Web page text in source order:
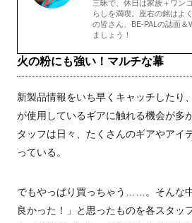
三昧で、休日は家族＋ワン
らしを満喫。座右の銘はよ
の皆さん、BE-PALの誌面＆
ましょう！
火の粉にも強い！マルチな幕
新製品情報をいち早くキャッチしたり
が使用しているギアに触れる機会が多
タッフは日々、たくさんのギアやアイ
っている。
でもやっぱり買っちゃう……。そんな
良かった！」と思ったものを各スタッ